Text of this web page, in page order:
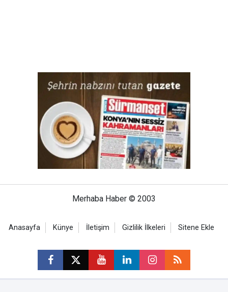
Merhaba Haber © 2003
Anasayfa Künye İletişim Gizlilik İlkeleri Sitene Ekle